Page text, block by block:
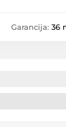
Garancija: 36